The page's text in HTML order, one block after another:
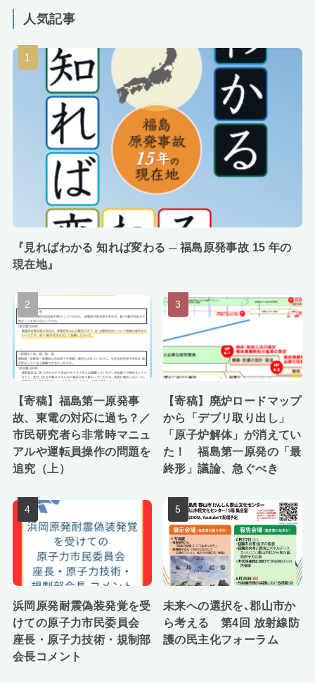
人気記事
『見ればわかる 知れば変わる ─ 福島原発事故 15 年の
現在地』
【寄稿】福島第一原発事
故、東電の対応に過ち？／
市民研究者ら非常時マニュ
アルや運転員操作の問題を
追究（上）
【寄稿】廃炉ロードマップ
から「デブリ取り出し」
「原子炉解体」が消えてい
た！ 福島第一原発の「最
終形」議論、急ぐべき
浜岡原発耐震偽装発覚を受
けての原子力市民委員会
座長・原子力技術・規制部
会長コメント
未来への選択を､郡山市か
ら考える 第4回 放射線防
護の民主化フォーラム